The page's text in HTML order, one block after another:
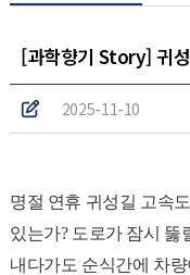
[과학향기 Story] 귀
2025-11-10
명절 연휴 귀성길 고속
있는가? 도로가 잠시 뚫
내다가도 순식간에 차